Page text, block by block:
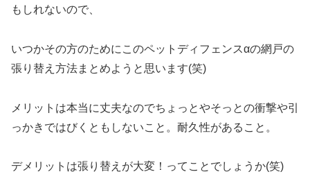
もしれないので、
いつかその方のためにこのペットディフェンスαの網戸の
張り替え方法まとめようと思います(笑)
メリットは本当に丈夫なのでちょっとやそっとの衝撃や引
っかきではびくともしないこと。耐久性があること。
デメリットは張り替えが大変！ってことでしょうか(笑)